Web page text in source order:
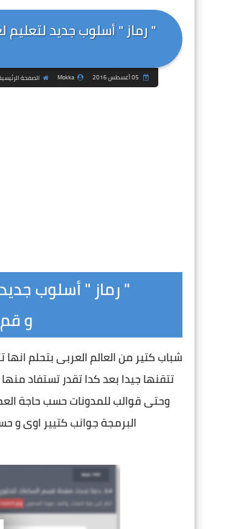
" رماز " أسلوب جديد
Mokka الصفحة
" رماز " أسلوب
و
البرمجة جوانب كتيير اوى و